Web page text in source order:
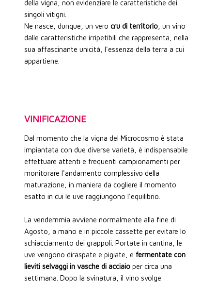
della vigna, non evidenziare le caratteristiche dei
singoli vitigni.
Ne nasce, dunque, un vero cru di territorio , un vino
dalle caratteristiche irripetibili che rappresenta, nella
sua affascinante unicità, l'essenza della terra a cui
appartiene.
VINIFICAZIONE
Dal momento che la vigna del Microcosmo è stata
impiantata con due diverse varietà, è indispensabile
effettuare attenti e frequenti campionamenti per
monitorare l'andamento complessivo della
maturazione, in maniera da cogliere il momento
esatto in cui le uve raggiungono l'equilibrio.
La vendemmia avviene normalmente alla fine di
Agosto, a mano e in piccole cassette per evitare lo
schiacciamento dei grappoli. Portate in cantina, le
uve vengono diraspate e pigiate, e fermentate con
lieviti selvaggi in vasche di acciaio per circa una
settimana. Dopo la svinatura, il vino svolge